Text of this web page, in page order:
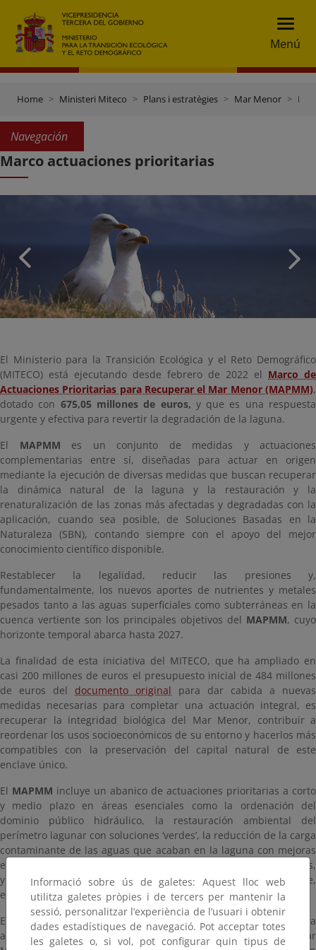
Menú
Home Ministeri Miteco Plans i estratègies Mar Menor Marco actuaciones prioritarias
Navegación
Marco actuaciones prioritarias
El Ministerio para la Transición Ecológica y el Reto Demográfico
(MITECO) está ejecutando desde febrero de 2022 el Marco de
Actuaciones Prioritarias para Recuperar el Mar Menor (MAPMM),
dotado con 675,05 millones de euros, y que es una respuesta
urgente y efectiva para revertir la degradación de la laguna.
El MAPMM es un conjunto de medidas y actuaciones
complementarias entre sí, diseñadas para actuar en origen
mediante la ejecución de diversas medidas que buscan recuperar
la dinámica natural de la laguna y la restauración y la
renaturalización de las zonas más afectadas y degradadas con la
aplicación, cuando sea posible, de Soluciones Basadas en la
Naturaleza (SBN), contando siempre con el apoyo del mejor
conocimiento científico disponible.
Restablecer la legalidad, reducir las presiones y,
fundamentalmente, los nuevos aportes de nutrientes y metales
pesados tanto a las aguas superficiales como subterráneas en la
cuenca vertiente son los principales objetivos del MAPMM, cuyo
horizonte temporal abarca hasta 2027.
La finalidad de esta iniciativa del MITECO, que ha ampliado en
casi 200 millones de euros el presupuesto inicial de 484 millones
de euros del documento original para dar cabida a nuevas
medidas necesarias para completar una actuación integral, es
recuperar la integridad biológica del Mar Menor, contribuir a
reordenar los usos socioeconómicos de su entorno y hacerlos más
compatibles con la preservación del capital natural de este
enclave único.
El MAPMM incluye un abanico de actuaciones prioritarias a corto
y medio plazo en áreas esenciales como la ordenación del
dominio público hidráulico, la restauración ambiental del
perímetro lagunar con soluciones ‘verdes’, la reducción de la carga
contaminante de las aguas que acaban en la laguna con mejoras
en saneamiento, depuración y gestión del riesgo de inundaciones,
y de conservación de la rica biodiversidad marina y terrestre,
entre otras de la decena de líneas de actuación previstas.
El interés del MITECO es lograr coherencia entre las acciones para
alcanzar los objetivos de recuperación esperados para el Mar
Informació sobre ús de galetes: Aquest lloc web
utilitza galetes pròpies i de tercers per mantenir la
sessió, personalitzar l’experiència de l’usuari i obtenir
dades estadístiques de navegació. Pot acceptar totes
les galetes o, si vol, pot configurar quin tipus de